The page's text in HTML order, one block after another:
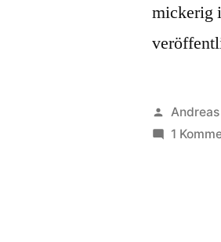
mickerig
von
Andreas
1